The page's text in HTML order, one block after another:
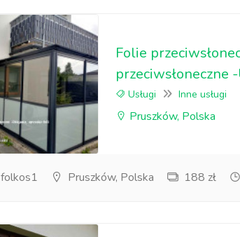
Folie
przeciwsłoneczne
Usługi Inne usługi
Pruszków, Polska
folkos1 Pruszków, Polska 188 zł